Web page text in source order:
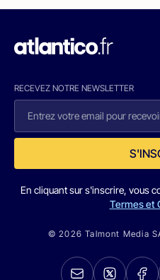
RECEVEZ NOTRE NEWSLETTER
En cliquant sur s'inscrire, vous
Termes et
© 2026 Talmont Media